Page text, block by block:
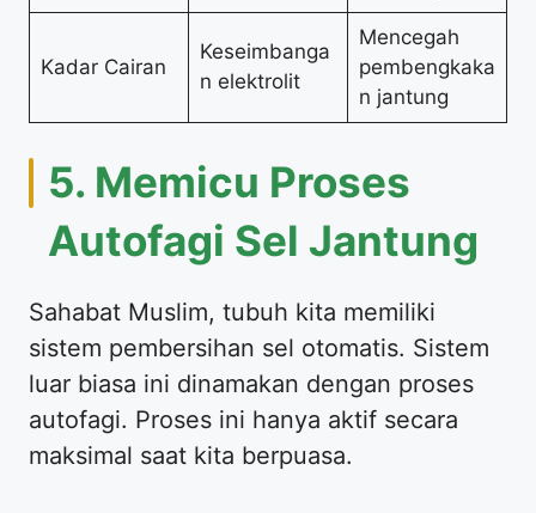
Kadar Cairan
Keseimbanga
n elektrolit
Mencegah
pembengkaka
n jantung
5. Memicu Proses
Autofagi Sel Jantung
Sahabat Muslim, tubuh kita memiliki
sistem pembersihan sel otomatis. Sistem
luar biasa ini dinamakan dengan proses
autofagi. Proses ini hanya aktif secara
maksimal saat kita berpuasa.